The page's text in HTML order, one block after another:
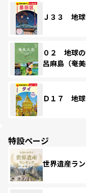
Ｊ３３ 地
０２ 地球
呂麻島（奄
Ｄ１７ 地
特設ページ
世界遺産ラ